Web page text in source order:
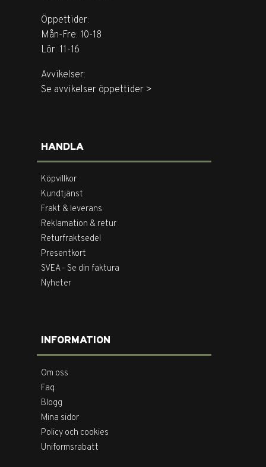
Öppettider:
Mån-Fre: 10-18
Lör: 11-16
Avvikelser:
Se avvikelser öppettider >
HANDLA
Köpvillkor
Kundtjänst
Frakt & leverans
Reklamation & retur
Returfraktsedel
Presentkort
SVEA - Se din faktura
Nyheter
INFORMATION
Om oss
Faq
Blogg
Mina sidor
Policy och cookies
Uniformsrabatt